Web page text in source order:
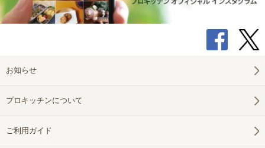
どのサイズも扱いやすい薄さと軽さがあり、底面は食卓
な使い方も楽しめます。料理を運ぶお盆、お菓子を盛り
お知らせ
プロキッチンについて
ご利用ガイド